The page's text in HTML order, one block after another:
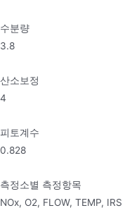
수분량
3.8
산소보정
4
피토계수
0.828
측정소별 측정항목
NOx, O2, FLOW, TEMP, IRS